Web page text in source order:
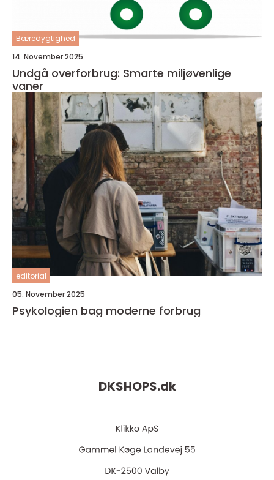
Bæredygtighed
14. November 2025
Undgå overforbrug: Smarte miljøvenlige
vaner
editorial
05. November 2025
Psykologien bag moderne forbrug
DKSHOPS.dk